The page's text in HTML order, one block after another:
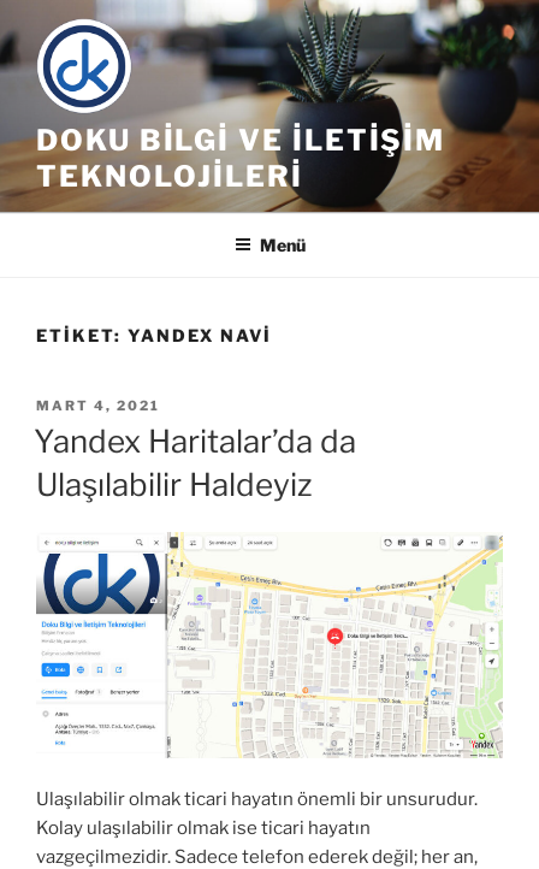
geç
DOKU BILGI VE İLETIŞIM
TEKNOLOJILERI
Menü
ETIKET: YANDEX NAVI
YAYIM
TARIHI
MART 4, 2021
Yandex Haritalar’da da
Ulaşılabilir Haldeyiz
Ulaşılabilir olmak ticari hayatın önemli bir unsurudur.
Kolay ulaşılabilir olmak ise ticari hayatın
vazgeçilmezidir. Sadece telefon ederek değil; her an,